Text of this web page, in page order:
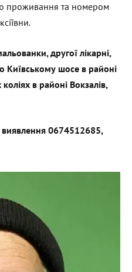
проживання та номером
другої лікарні,
Київському шосе в районі
в районі Вокзалів,
виявлення 0674512685,